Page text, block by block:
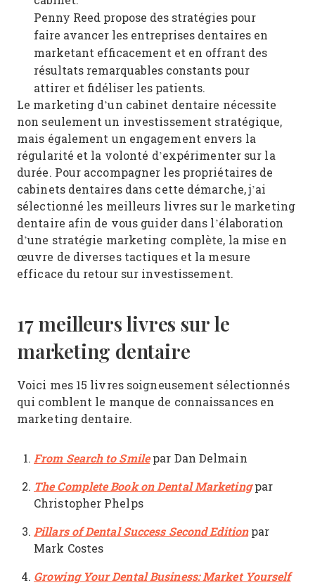
Penny Reed propose des stratégies pour
faire avancer les entreprises dentaires en
marketant efficacement et en offrant des
résultats remarquables constants pour
attirer et fidéliser les patients.
Le marketing d’un cabinet dentaire nécessite
non seulement un investissement stratégique,
mais également un engagement envers la
régularité et la volonté d’expérimenter sur la
durée. Pour accompagner les propriétaires de
cabinets dentaires dans cette démarche, j’ai
sélectionné les meilleurs livres sur le marketing
dentaire afin de vous guider dans l’élaboration
d’une stratégie marketing complète, la mise en
œuvre de diverses tactiques et la mesure
efficace du retour sur investissement.
17 meilleurs livres sur le
marketing dentaire
Voici mes 15 livres soigneusement sélectionnés
qui comblent le manque de connaissances en
marketing dentaire.
From Search to Smile par Dan Delmain
The Complete Book on Dental Marketingpar
Christopher Phelps
Pillars of Dental Success Second Editionpar
Mark Costes
Growing Your Dental Business: Market Yourself